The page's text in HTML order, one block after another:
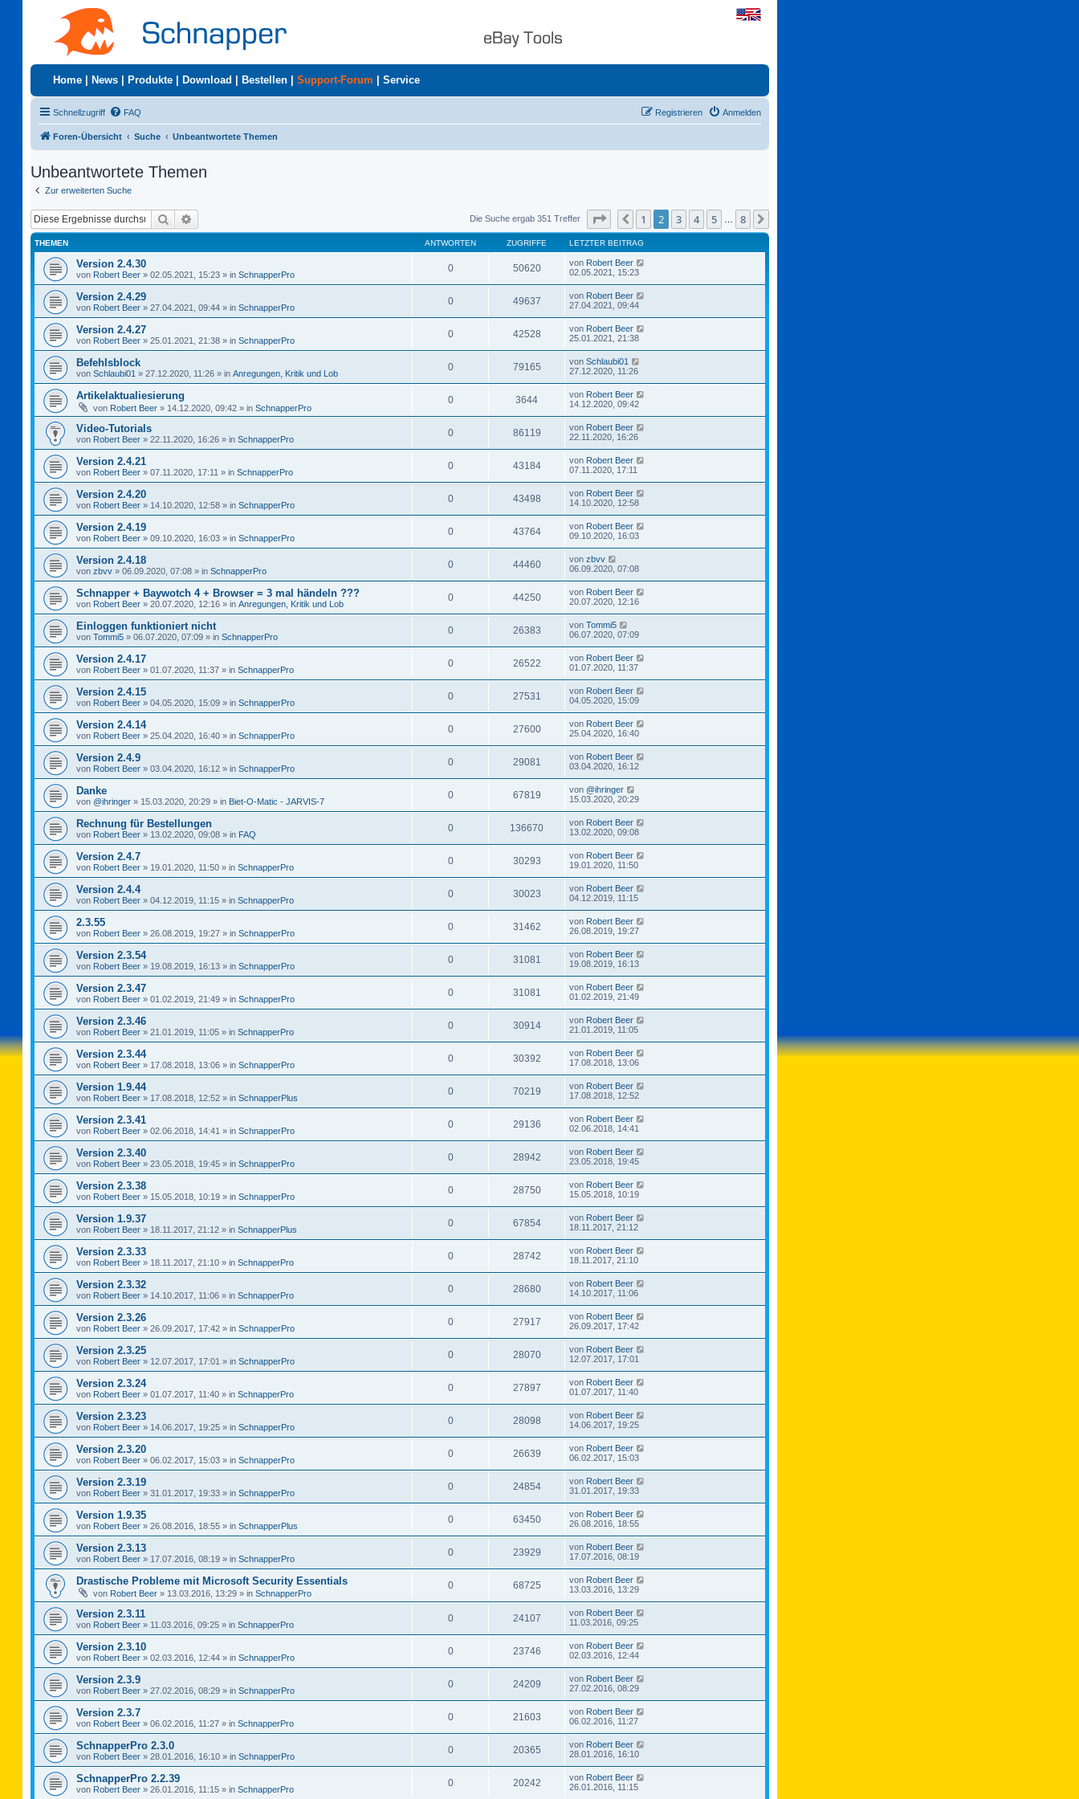
Home News Produkte Download Bestellen Support-Forum Service
Schnellzugriff FAQ Anmelden
Registrieren
Foren-Übersicht Suche Unbeantwortete Themen
Unbeantwortete Themen
Zur erweiterten Suche
Suche Die Suche ergab 351 Treffer Seite von8
Vorherige
1 2 3 4 5 8
THEMEN ANTWORTEN ZUGRIFFE LETZTER BEITRAG
Version 2.4.30
von Robert Beer » 02.05.2021, 15:23 » in SchnapperPro
0 50620 von Robert Beer
02.05.2021, 15:23
Version 2.4.29
von Robert Beer » 27.04.2021, 09:44 » in SchnapperPro
0 49637 von Robert Beer
27.04.2021, 09:44
Version 2.4.27
von Robert Beer » 25.01.2021, 21:38 » in SchnapperPro
0 42528 von Robert Beer
25.01.2021, 21:38
Befehlsblock
von Schlaubi01 » 27.12.2020, 11:26 » in Anregungen, Kritik und Lob
0 79165 von Schlaubi01
27.12.2020, 11:26
Artikelaktualiesierung
von Robert Beer » 14.12.2020, 09:42 » in SchnapperPro
0 3644 von Robert Beer
14.12.2020, 09:42
Video-Tutorials
von Robert Beer » 22.11.2020, 16:26 » in SchnapperPro
0 86119 von Robert Beer
22.11.2020, 16:26
Version 2.4.21
von Robert Beer » 07.11.2020, 17:11 » in SchnapperPro
0 43184 von Robert Beer
07.11.2020, 17:11
Version 2.4.20
von Robert Beer » 14.10.2020, 12:58 » in SchnapperPro
0 43498 von Robert Beer
14.10.2020, 12:58
Version 2.4.19
von Robert Beer » 09.10.2020, 16:03 » in SchnapperPro
0 43764 von Robert Beer
09.10.2020, 16:03
Version 2.4.18
von zbvv » 06.09.2020, 07:08 » in SchnapperPro
0 44460 von zbvv
06.09.2020, 07:08
Schnapper + Baywotch 4 + Browser = 3 mal händeln ???
von Robert Beer » 20.07.2020, 12:16 » in Anregungen, Kritik und Lob
0 44250 von Robert Beer
20.07.2020, 12:16
Einloggen funktioniert nicht
von Tommi5 » 06.07.2020, 07:09 » in SchnapperPro
0 26383 von Tommi5
06.07.2020, 07:09
Version 2.4.17
von Robert Beer » 01.07.2020, 11:37 » in SchnapperPro
0 26522 von Robert Beer
01.07.2020, 11:37
Version 2.4.15
von Robert Beer » 04.05.2020, 15:09 » in SchnapperPro
0 27531 von Robert Beer
04.05.2020, 15:09
Version 2.4.14
von Robert Beer » 25.04.2020, 16:40 » in SchnapperPro
0 27600 von Robert Beer
25.04.2020, 16:40
Version 2.4.9
von Robert Beer » 03.04.2020, 16:12 » in SchnapperPro
0 29081 von Robert Beer
03.04.2020, 16:12
Danke
von @ihringer » 15.03.2020, 20:29 » in Biet-O-Matic - JARVIS-7
0 67819 von @ihringer
15.03.2020, 20:29
Rechnung für Bestellungen
von Robert Beer » 13.02.2020, 09:08 » in FAQ
0 136670 von Robert Beer
13.02.2020, 09:08
Version 2.4.7
von Robert Beer » 19.01.2020, 11:50 » in SchnapperPro
0 30293 von Robert Beer
19.01.2020, 11:50
Version 2.4.4
von Robert Beer » 04.12.2019, 11:15 » in SchnapperPro
0 30023 von Robert Beer
04.12.2019, 11:15
2.3.55
von Robert Beer » 26.08.2019, 19:27 » in SchnapperPro
0 31462 von Robert Beer
26.08.2019, 19:27
Version 2.3.54
von Robert Beer » 19.08.2019, 16:13 » in SchnapperPro
0 31081 von Robert Beer
19.08.2019, 16:13
Version 2.3.47
von Robert Beer » 01.02.2019, 21:49 » in SchnapperPro
0 31081 von Robert Beer
01.02.2019, 21:49
Version 2.3.46
von Robert Beer » 21.01.2019, 11:05 » in SchnapperPro
0 30914 von Robert Beer
21.01.2019, 11:05
Version 2.3.44
von Robert Beer » 17.08.2018, 13:06 » in SchnapperPro
0 30392 von Robert Beer
17.08.2018, 13:06
Version 1.9.44
von Robert Beer » 17.08.2018, 12:52 » in SchnapperPlus
0 70219 von Robert Beer
17.08.2018, 12:52
Version 2.3.41
von Robert Beer » 02.06.2018, 14:41 » in SchnapperPro
0 29136 von Robert Beer
02.06.2018, 14:41
Version 2.3.40
von Robert Beer » 23.05.2018, 19:45 » in SchnapperPro
0 28942 von Robert Beer
23.05.2018, 19:45
Version 2.3.38
von Robert Beer » 15.05.2018, 10:19 » in SchnapperPro
0 28750 von Robert Beer
15.05.2018, 10:19
Version 1.9.37
von Robert Beer » 18.11.2017, 21:12 » in SchnapperPlus
0 67854 von Robert Beer
18.11.2017, 21:12
Version 2.3.33
von Robert Beer » 18.11.2017, 21:10 » in SchnapperPro
0 28742 von Robert Beer
18.11.2017, 21:10
Version 2.3.32
von Robert Beer » 14.10.2017, 11:06 » in SchnapperPro
0 28680 von Robert Beer
14.10.2017, 11:06
Version 2.3.26
von Robert Beer » 26.09.2017, 17:42 » in SchnapperPro
0 27917 von Robert Beer
26.09.2017, 17:42
Version 2.3.25
von Robert Beer » 12.07.2017, 17:01 » in SchnapperPro
0 28070 von Robert Beer
12.07.2017, 17:01
Version 2.3.24
von Robert Beer » 01.07.2017, 11:40 » in SchnapperPro
0 27897 von Robert Beer
01.07.2017, 11:40
Version 2.3.23
von Robert Beer » 14.06.2017, 19:25 » in SchnapperPro
0 28098 von Robert Beer
14.06.2017, 19:25
Version 2.3.20
von Robert Beer » 06.02.2017, 15:03 » in SchnapperPro
0 26639 von Robert Beer
06.02.2017, 15:03
Version 2.3.19
von Robert Beer » 31.01.2017, 19:33 » in SchnapperPro
0 24854 von Robert Beer
31.01.2017, 19:33
Version 1.9.35
von Robert Beer » 26.08.2016, 18:55 » in SchnapperPlus
0 63450 von Robert Beer
26.08.2016, 18:55
Version 2.3.13
von Robert Beer » 17.07.2016, 08:19 » in SchnapperPro
0 23929 von Robert Beer
17.07.2016, 08:19
Drastische Probleme mit Microsoft Security Essentials
von Robert Beer » 13.03.2016, 13:29 » in SchnapperPro
0 68725 von Robert Beer
13.03.2016, 13:29
Version 2.3.11
von Robert Beer » 11.03.2016, 09:25 » in SchnapperPro
0 24107 von Robert Beer
11.03.2016, 09:25
Version 2.3.10
von Robert Beer » 02.03.2016, 12:44 » in SchnapperPro
0 23746 von Robert Beer
02.03.2016, 12:44
Version 2.3.9
von Robert Beer » 27.02.2016, 08:29 » in SchnapperPro
0 24209 von Robert Beer
27.02.2016, 08:29
Version 2.3.7
von Robert Beer » 06.02.2016, 11:27 » in SchnapperPro
0 21603 von Robert Beer
06.02.2016, 11:27
SchnapperPro 2.3.0
von Robert Beer » 28.01.2016, 16:10 » in SchnapperPro
0 20365 von Robert Beer
28.01.2016, 16:10
SchnapperPro 2.2.39
von Robert Beer » 26.01.2016, 11:15 » in SchnapperPro
0 20242 von Robert Beer
26.01.2016, 11:15